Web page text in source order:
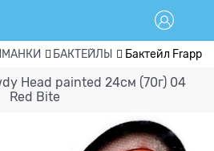
БАКТЕЙЛЫ Бактейл Frapp
Head painted 24см (70г) 04
Red Bite